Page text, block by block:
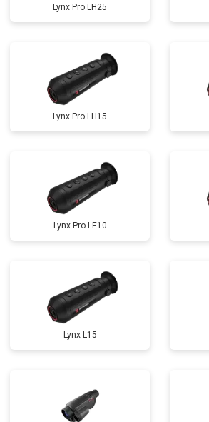
Lynx Pro LH25
Lynx Pro LH15
Lynx Pro LE10
Lynx L15